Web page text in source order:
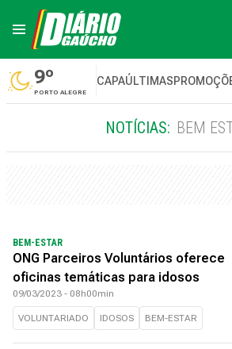
9º
PORTO ALEGRE
CAPAÚLTIMAS
NOTÍCIAS: BEM
BEM-ESTAR
ONG Parceiros Voluntários oferece
oficinas temáticas para idosos
09/03/2023 - 08h00min
VOLUNTARIADO IDOSOS BEM-ESTAR